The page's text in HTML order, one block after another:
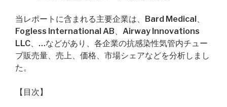
当レポートに含まれる主要企業は、Bard Medical、
Fogless International AB、Airway Innovations
LLC、…などがあり、各企業の抗感染性気管内チュー
ブ販売量、売上、価格、市場シェアなどを分析しまし
た。
【目次】